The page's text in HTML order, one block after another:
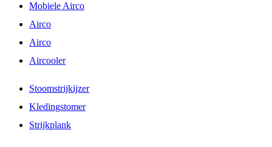
Mobiele Airco
Airco
Airco
Aircooler
Stoomstrijkijzer
Kledingstomer
Strijkplank